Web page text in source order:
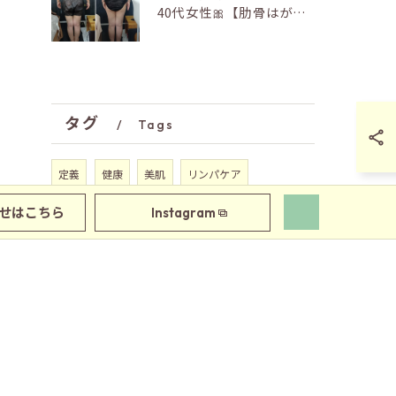
40代女性🎀【肋骨はがし＋お腹瘦せマッサージ90分】
タグ Tags
定義 健康 美肌 リンパケア
ビタミンｃが最も多い果物 乾燥 アイテム
パック 玉野市 エステ 自律神経
はこちら Instagram